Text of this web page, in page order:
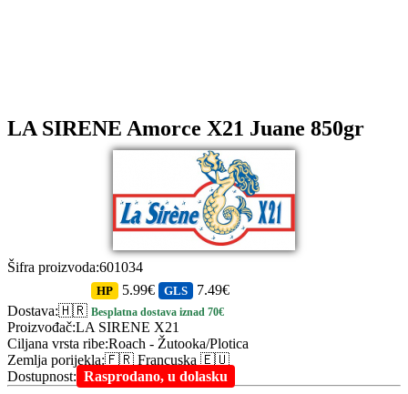
LA SIRENE Amorce X21 Juane 850gr
Šifra proizvoda:601034
Dostava:🇭🇷
HP 5.99€ GLS 7.49€
Besplatna dostava iznad 70€
Proizvođač:LA SIRENE X21
Ciljana vrsta ribe:Roach - Žutooka/Plotica
Zemlja porijekla:🇫🇷 Francuska 🇪🇺
Dostupnost: Rasprodano, u dolasku